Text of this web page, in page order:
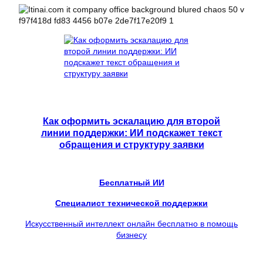
Как оформить эскалацию для второй
линии поддержки: ИИ подскажет текст
обращения и структуру заявки
Бесплатный ИИ
Специалист технической поддержки
Искусственный интеллект онлайн бесплатно в помощь
бизнесу